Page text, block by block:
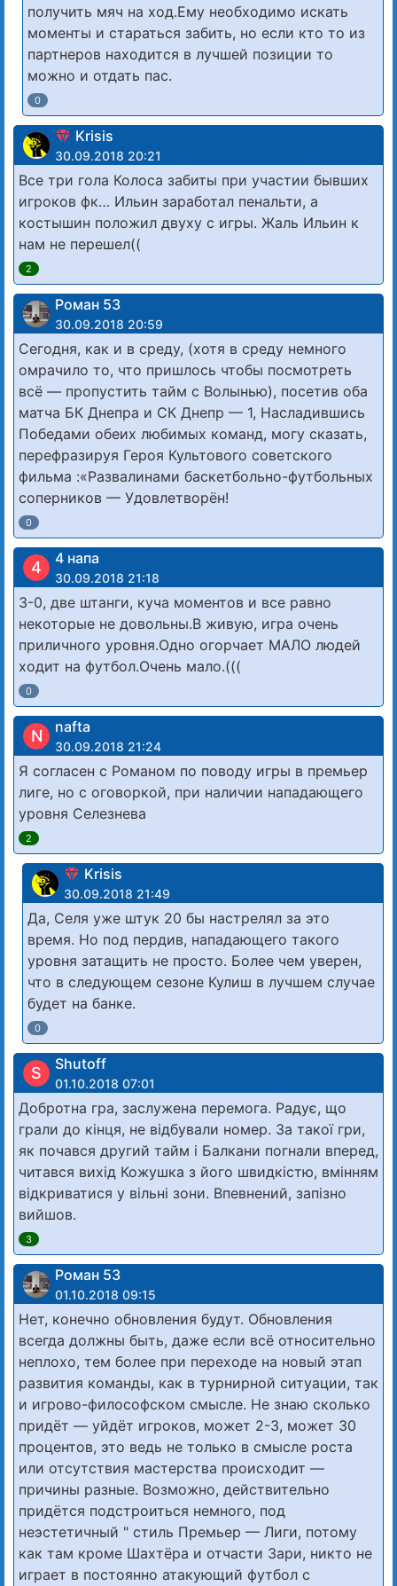
получить мяч на ход.Ему необходимо искать
моменты и стараться забить, но если кто то из
партнеров находится в лучшей позиции то
можно и отдать пас.
0
Krisis
30.09.2018 20:21
Все три гола Колоса забиты при участии бывших
игроков фк… Ильин заработал пенальти, а
костышин положил двуху с игры. Жаль Ильин к
нам не перешел((
2
Роман 53
30.09.2018 20:59
Сегодня, как и в среду, (хотя в среду немного
омрачило то, что пришлось чтобы посмотреть
всё — пропустить тайм с Волынью), посетив оба
матча БК Днепра и СК Днепр — 1, Насладившись
Победами обеих любимых команд, могу сказать,
перефразируя Героя Культового советского
фильма :«Развалинами баскетбольно-футбольных
соперников — Удовлетворён!
0
4 4 напа
30.09.2018 21:18
3-0, две штанги, куча моментов и все равно
некоторые не довольны.В живую, игра очень
приличного уровня.Одно огорчает МАЛО людей
ходит на футбол.Очень мало.(((
0
N nafta
30.09.2018 21:24
Я согласен с Романом по поводу игры в премьер
лиге, но с оговоркой, при наличии нападающего
уровня Селезнева
2
Krisis
30.09.2018 21:49
Да, Селя уже штук 20 бы настрелял за это
время. Но под пердив, нападающего такого
уровня затащить не просто. Более чем уверен,
что в следующем сезоне Кулиш в лучшем случае
будет на банке.
0
S Shutoff
01.10.2018 07:01
Добротна гра, заслужена перемога. Радує, що
грали до кінця, не відбували номер. За такої гри,
як почався другий тайм і Балкани погнали вперед,
читався вихід Кожушка з його швидкістю, вмінням
відкриватися у вільні зони. Впевнений, запізно
вийшов.
3
Роман 53
01.10.2018 09:15
Нет, конечно обновления будут. Обновления
всегда должны быть, даже если всё относительно
неплохо, тем более при переходе на новый этап
развития команды, как в турнирной ситуации, так
и игрово-философском смысле. Не знаю сколько
придёт — уйдёт игроков, может 2-3, может 30
процентов, это ведь не только в смысле роста
или отсутствия мастерства происходит —
причины разные. Возможно, действительно
придётся подстроиться немного, под
неэстетичный " стиль Премьер — Лиги, потому
как там кроме Шахтёра и отчасти Зари, никто не
играет в постоянно атакующий футбол с